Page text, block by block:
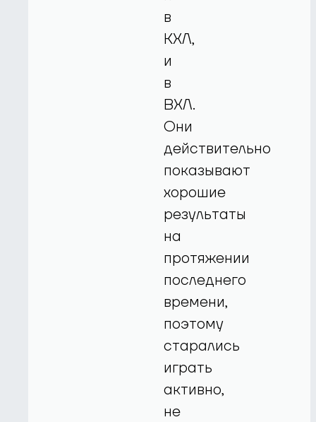
в
КХЛ,
и
в
ВХЛ.
Они
действительно
показывают
хорошие
результаты
на
протяжении
последнего
времени,
поэтому
старались
играть
активно,
не